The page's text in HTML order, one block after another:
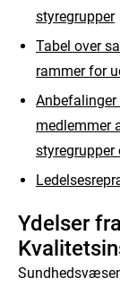
styregrupper
Tabel over
rammer for
medlemmer
styregrupper
Ydelser